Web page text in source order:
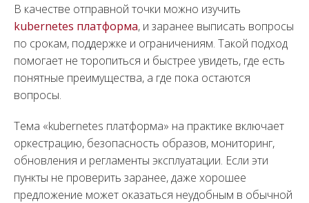
В качестве отправной точки можно изучить
kubernetes платформа, и заранее выписать вопросы
по срокам, поддержке и ограничениям. Такой подход
помогает не торопиться и быстрее увидеть, где есть
понятные преимущества, а где пока остаются
вопросы.
Тема «kubernetes платформа» на практике включает
оркестрацию, безопасность образов, мониторинг,
обновления и регламенты эксплуатации. Если эти
пункты не проверить заранее, даже хорошее
предложение может оказаться неудобным в обычной